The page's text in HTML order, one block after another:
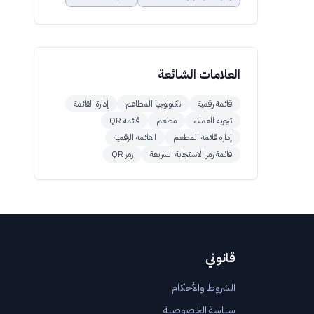
العلامات الشائعة
قائمة رقمية تكنولوجيا المطاعم
إدارة القائمة
تجربة العملاء
مطعم
قائمة QR
إدارة قائمة المطعم
القائمة الرقمية
قائمة رمز الاستجابة السريعة
رمز QR
قانوني
الشروط والأحكام
سياسة الخصوصية